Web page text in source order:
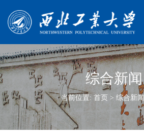
综合新闻
当前位置: 首页 > 综合新闻